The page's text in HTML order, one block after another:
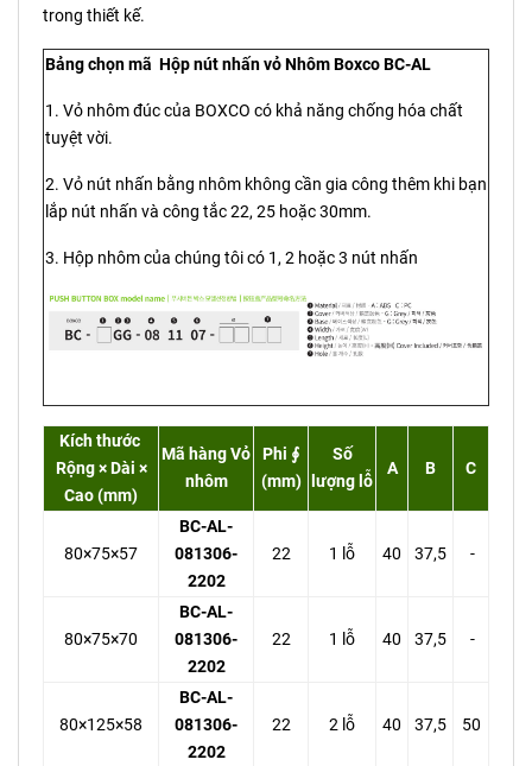
trong thiết kế.
Bảng chọn mã Hộp nút nhấn vỏ Nhôm Boxco BC-AL
1. Vỏ nhôm đúc của BOXCO có khả năng chống hóa chất
tuyệt vời.
2. Vỏ nút nhấn bằng nhôm không cần gia công thêm khi bạn
lắp nút nhấn và công tắc 22, 25 hoặc 30mm.
3. Hộp nhôm của chúng tôi có 1, 2 hoặc 3 nút nhấn
Kích thước
Rộng × Dài ×
Cao (mm)
Mã hàng Vỏ
nhôm
Phi ∮
(mm)
Số
lượng lỗ
A B C
80×75×57
BC-AL-
081306-
2202
22 1 lỗ 40 37,5 -
80×75×70
BC-AL-
081306-
2202
22 1 lỗ 40 37,5 -
80×125×58
BC-AL-
081306-
2202
22 2 lỗ 40 37,5 50